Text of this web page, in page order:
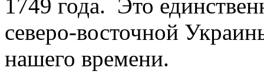
1749 года. Это
северо-восточной
нашего времени.